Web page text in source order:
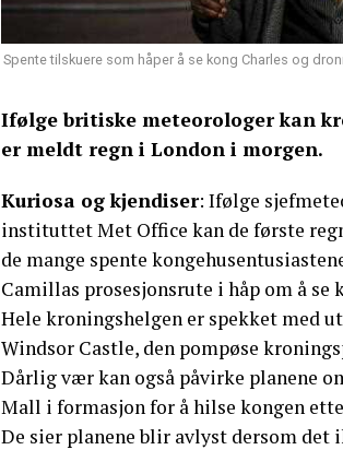
Spente tilskuere som håper å se kong Charles og
Ifølge britiske meteorologer kan
er meldt regn i London i morgen.
Kuriosa og kjendiser: Ifølge
instituttet Met Office kan de første
de mange spente
Camillas prosesjonsrute i håp om å se
Hele kroningshelgen er spekket med
Windsor Castle, den pompøse
Dårlig vær kan også påvirke planene
Mall i formasjon for å hilse kongen
De sier planene blir avlyst dersom